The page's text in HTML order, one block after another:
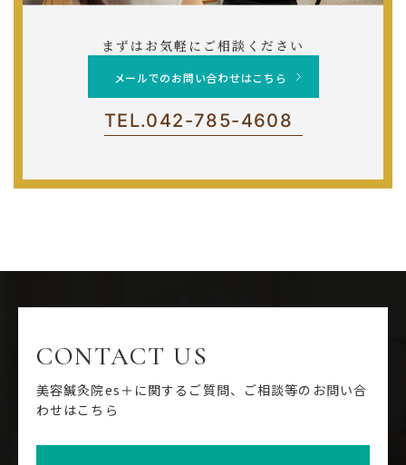
まずはお気軽にご相談ください
メールでのお問い合わせはこちら
TEL.042-785-4608
CONTACT US
美容鍼灸院es＋に関するご質問、ご相談等のお問い合
わせはこちら